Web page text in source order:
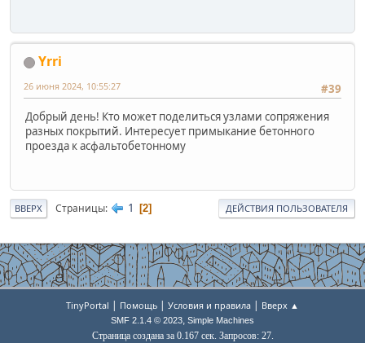
Yrri
#39
26 июня 2024, 10:55:27
Добрый день! Кто может поделиться узлами сопряжения
разных покрытий. Интересует примыкание бетонного
проезда к асфальтобетонному
ВВЕРХ Страницы 1 2 ДЕЙСТВИЯ ПОЛЬЗОВАТЕЛЯ
TinyPortal | Помощь | Условия и правила | Вверх ▲
SMF 2.1.4 © 2023, Simple Machines
Страница создана за 0.167 сек. Запросов: 27.